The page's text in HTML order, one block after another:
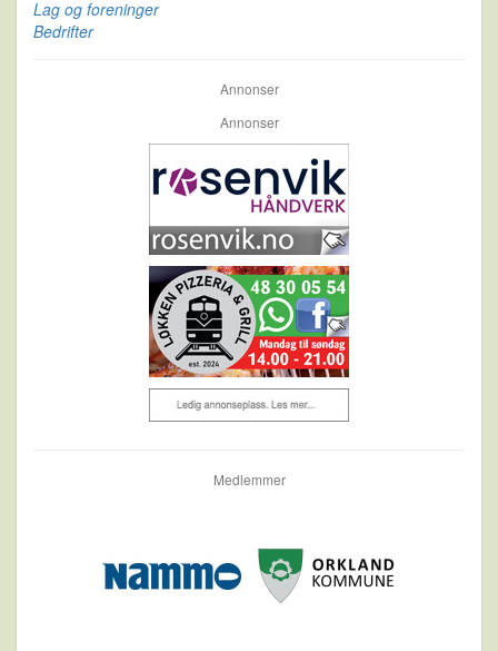
Lag og foreninger
Bedrifter
Annonser
Annonser
Medlemmer